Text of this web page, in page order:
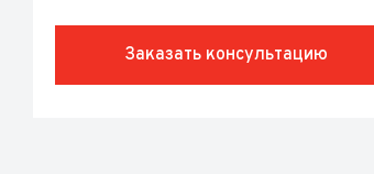
Заказать консультацию